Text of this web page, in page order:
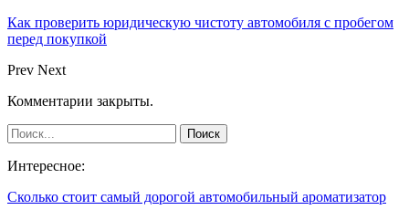
Как проверить юридическую чистоту автомобиля с пробегом
перед покупкой
Prev Next
Комментарии закрыты.
Интересное:
Сколько стоит самый дорогой автомобильный ароматизатор